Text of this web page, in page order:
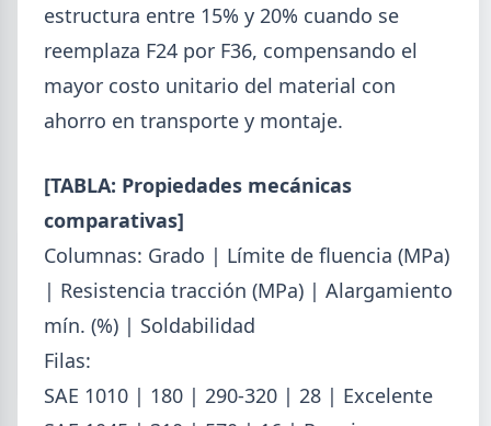
SUSCRIPCIÓN A SIDERDATO
metalúrgicas directo a tu mail o celular.
estructura entre 15% y 20% cuando se
reemplaza F24 por F36, compensando el
mayor costo unitario del material con
ahorro en transporte y montaje.
[TABLA: Propiedades mecánicas
comparativas]
Columnas: Grado | Límite de fluencia (MPa)
| Resistencia tracción (MPa) | Alargamiento
mín. (%) | Soldabilidad
Filas:
SAE 1010 | 180 | 290-320 | 28 | Excelente